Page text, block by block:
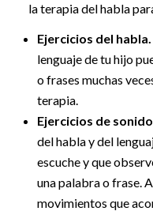
la terapia del habla
Ejercicios del habla.
lenguaje de tu hijo
o frases muchas
terapia.
Ejercicios de
del habla y del
escuche y que
una palabra o frase.
movimientos que